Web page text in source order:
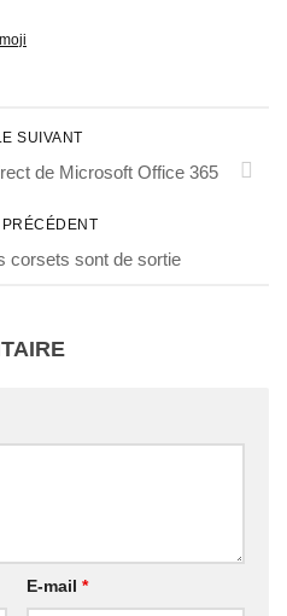
SUIVANT
de Microsoft Office 365
corsets sont de sortie
E-mail *